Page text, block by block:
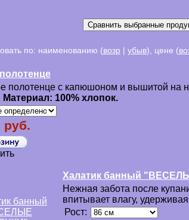
по: наименованию (возр | убыв), цене (
полотенце с капюшоном и вышитой на
Материал: 100% хлопок.
руб.
Халатик банный
Нежная забота после
впитывает влагу,
Рост: